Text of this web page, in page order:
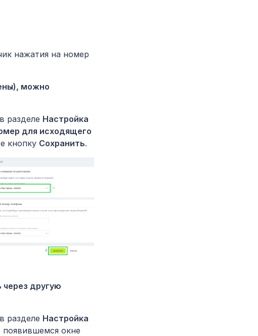
нажатия на номер
можно
разделе Настройка
для исходящего
кнопку Сохранить.
через другую
разделе Настройка
появившемся окне